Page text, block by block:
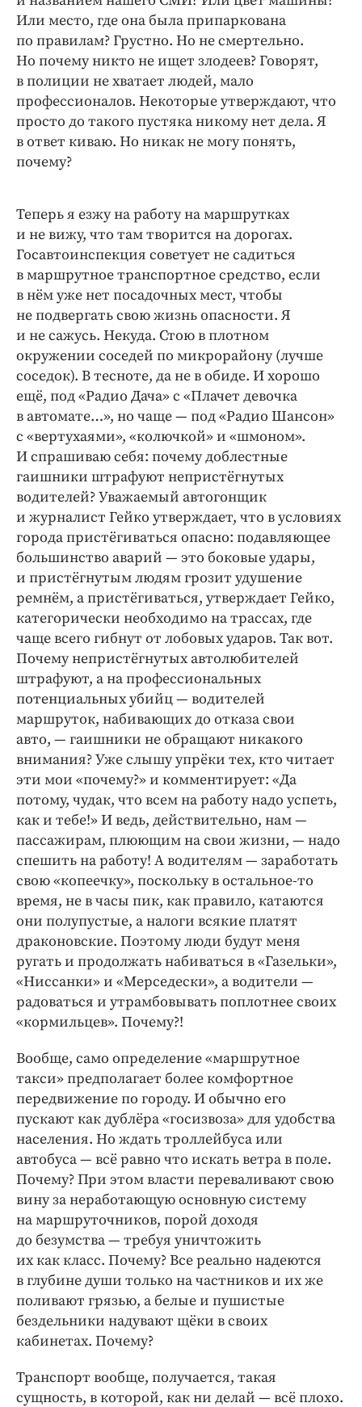
Или место, где она была припаркована
по правилам? Грустно. Но не смертельно.
Но почему никто не ищет злодеев? Говорят,
в полиции не хватает людей, мало
профессионалов. Некоторые утверждают, что
просто до такого пустяка никому нет дела. Я
в ответ киваю. Но никак не могу понять,
почему?
Теперь я езжу на работу на маршрутках
и не вижу, что там творится на дорогах.
Госавтоинспекция советует не садиться
в маршрутное транспортное средство, если
в нём уже нет посадочных мест, чтобы
не подвергать свою жизнь опасности. Я
и не сажусь. Некуда. Стою в плотном
окружении соседей по микрорайону (лучше
соседок). В тесноте, да не в обиде. И хорошо
ещё, под «Радио Дача» с «Плачет девочка
в автомате…», но чаще — под «Радио Шансон»
с «вертухаями», «колючкой» и «шмоном».
И спрашиваю себя: почему доблестные
гаишники штрафуют непристёгнутых
водителей? Уважаемый автогонщик
и журналист Гейко утверждает, что в условиях
города пристёгиваться опасно: подавляющее
большинство аварий — это боковые удары,
и пристёгнутым людям грозит удушение
ремнём, а пристёгиваться, утверждает Гейко,
категорически необходимо на трассах, где
чаще всего гибнут от лобовых ударов. Так вот.
Почему непристёгнутых автолюбителей
штрафуют, а на профессиональных
потенциальных убийц — водителей
маршруток, набивающих до отказа свои
авто, — гаишники не обращают никакого
внимания? Уже слышу упрёки тех, кто читает
эти мои «почему?» и комментирует: «Да
потому, чудак, что всем на работу надо успеть,
как и тебе!» И ведь, действительно, нам —
пассажирам, плюющим на свои жизни, — надо
спешить на работу! А водителям — заработать
свою «копеечку», поскольку в остальное-то
время, не в часы пик, как правило, катаются
они полупустые, а налоги всякие платят
драконовские. Поэтому люди будут меня
ругать и продолжать набиваться в «Газельки»,
«Ниссанки» и «Мерседески», а водители —
радоваться и утрамбовывать поплотнее своих
«кормильцев». Почему?!
Вообще, само определение «маршрутное
такси» предполагает более комфортное
передвижение по городу. И обычно его
пускают как дублёра «госизвоза» для удобства
населения. Но ждать троллейбуса или
автобуса — всё равно что искать ветра в поле.
Почему? При этом власти переваливают свою
вину за неработающую основную систему
на маршруточников, порой доходя
до безумства — требуя уничтожить
их как класс. Почему? Все реально надеются
в глубине души только на частников и их же
поливают грязью, а белые и пушистые
бездельники надувают щёки в своих
кабинетах. Почему?
Транспорт вообще, получается, такая
сущность, в которой, как ни делай — всё плохо.